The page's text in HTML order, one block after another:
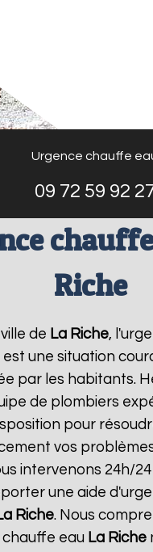
Urgence chauffe
09 72 59 92
Riche
de La Riche,
est une situation
par les habitants.
de plombiers
pour
vos
intervenons 24h/
une aide
Riche. Nous
chauffe eau La Riche